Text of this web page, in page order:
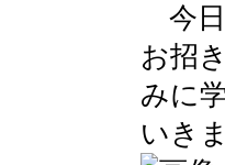
今日
お招
みに
いき